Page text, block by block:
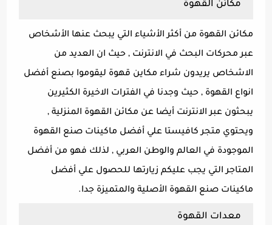
مكائن القهوة
مكائن القهوة من أكثر الأشياء التي يبحث عنها الأشخاص
عبر محركات البحث في الانترنت , حيث ان العديد من
الاشخاص يريدون شراء مكاين قهوة ليقوموا بصنع أفضل
انواع القهوة , حيث وجدنا في الفترات الاخيرة الكثيرين
يبحثون عبر الانترنت أيضا عن مكائن القهوة المنزلية ,
ويحتوي متجر كافيستا علي أفضل ماكينات صنع القهوة
الموجودة في العالم والوطن العربي , لذلك فهو من أفضل
المتاجر التي يجب عليكم زيارتها للحصول علي أفضل
ماكينات صنع القهوة الأصلية والمتميزة جدا.
معدات القهوة